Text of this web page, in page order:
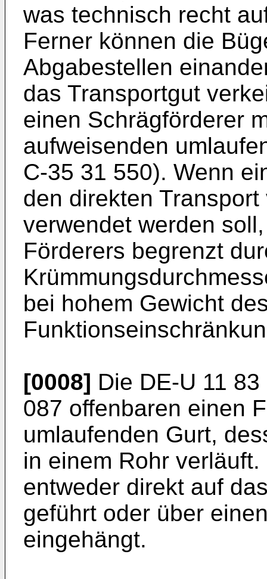
was technisch recht
Ferner können die
Abgabe­stellen
das Transport­gut
einen Schrägförderer
aufweisenden
C-35 31 550). Wenn
den direkten
verwendet werden
Förderers begrenzt
bei hohem Gewicht
[0008] Die DE-U 11
087 offenbaren einen
umlaufenden Gurt,
in einem Rohr
entweder direkt auf
geführt oder über
eingehängt.